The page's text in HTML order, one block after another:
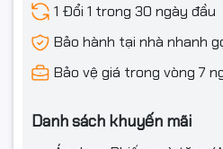
1 Đổi 1 trong 30 ngày đầu
Bảo hành tại nhà nhanh
Bảo vệ giá trong vòng 7
Danh sách khuyến mãi
Quý khách quay video khi bóc
Nếu sản phẩm không sử dụng